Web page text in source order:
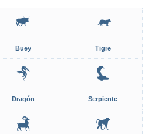
Buey Tigre
Dragón Serpiente